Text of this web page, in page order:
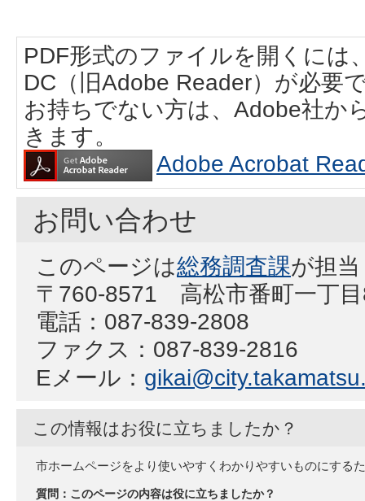
PDF形式のファイルを開くには
DC（旧Adobe Reader）が必要
お持ちでない方は、Adobe社か
きます。
Adobe Acrobat
お問い合わせ
このページは総務調査課が担
〒760-8571 高松市番町一丁
電話：087-839-2808
ファクス：087-839-2816
Eメール：
この情報はお役に立ちましたか？
市ホームページをより使いやすくわかりやすいものにする
質問：このページの内容は役に立ちましたか？